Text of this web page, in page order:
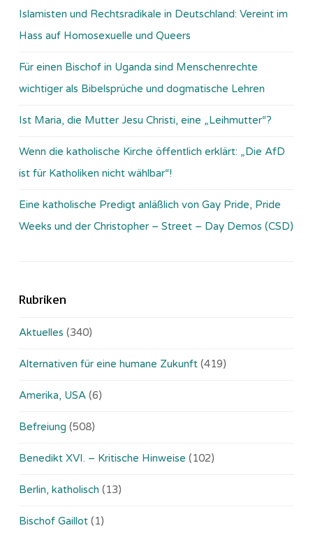
Islamisten und Rechtsradikale in Deutschland: Vereint im
Hass auf Homosexuelle und Queers
Für einen Bischof in Uganda sind Menschenrechte
wichtiger als Bibelsprüche und dogmatische Lehren
Ist Maria, die Mutter Jesu Christi, eine „Leihmutter“?
Wenn die katholische Kirche öffentlich erklärt: „Die AfD
ist für Katholiken nicht wählbar“!
Eine katholische Predigt anläßlich von Gay Pride, Pride
Weeks und der Christopher – Street – Day Demos (CSD)
Rubriken
Aktuelles (340)
Alternativen für eine humane Zukunft (419)
Amerika, USA (6)
Befreiung (508)
Benedikt XVI. – Kritische Hinweise (102)
Berlin, katholisch (13)
Bischof Gaillot (1)